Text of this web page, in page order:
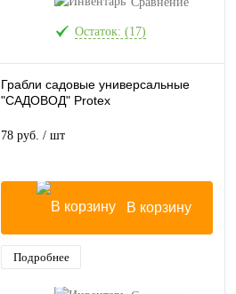
Остаток: (17)
Грабли садовые универсальные
"САДОВОД" Protex
78 руб. / шт
В корзину
Подробнее